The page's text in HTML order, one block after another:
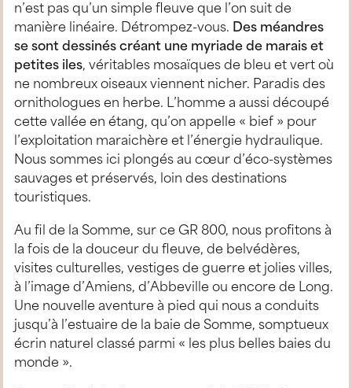
n’est pas qu’un simple fleuve que l’on suit de
manière linéaire. Détrompez-vous. Des méandres
se sont dessinés créant une myriade de marais et
petites iles, véritables mosaïques de bleu et vert où
ne nombreux oiseaux viennent nicher. Paradis des
ornithologues en herbe. L’homme a aussi découpé
cette vallée en étang, qu’on appelle « bief » pour
l’exploitation maraichère et l’énergie hydraulique.
Nous sommes ici plongés au cœur d’éco-systèmes
sauvages et préservés, loin des destinations
touristiques.
Au fil de la Somme, sur ce GR 800, nous profitons à
la fois de la douceur du fleuve, de belvédères,
visites culturelles, vestiges de guerre et jolies villes,
à l’image d’Amiens, d’Abbeville ou encore de Long.
Une nouvelle aventure à pied qui nous a conduits
jusqu’à l’estuaire de la baie de Somme, somptueux
écrin naturel classé parmi « les plus belles baies du
monde ».